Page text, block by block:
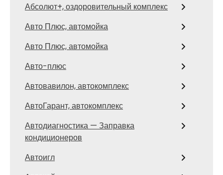
Абсолют+, оздоровительный комплекс
Авто Плюс, автомойка
Авто Плюс, автомойка
Авто-плюс
Автовавилон, автокомплекс
АвтоГарант, автокомплекс
Автодиагностика — Заправка
кондиционеров
Автоигл